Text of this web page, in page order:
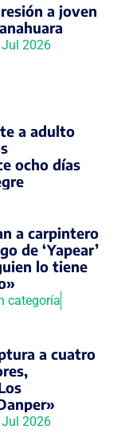
a joven
Jul 2026
a adulto
ocho días
a carpintero
de ‘Yapear’
lo tiene
categoría
a cuatro
Jul 2026